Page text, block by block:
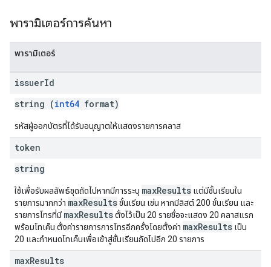
พารามิเตอร์การค้นหา
พารามิเตอร์
issuerId
string (int64 format)
รหัสผู้ออกบัตรที่ได้รับอนุญาตให้แสดงรายการคลาส
token
string
ใช้เพื่อรับผลลัพธ์ชุดถัดไปหากมีการระบุ maxResults แต่มีชั้นเรียนใน
รายการมากกว่า maxResultsชั้นเรียน เช่น หากมีลิสต์ 200 ชั้นเรียน และ
รายการโทรที่มี maxResultsตั้งไว้เป็น 20 รายชื่อจะแสดง 20 คลาสแรก
พร้อมโทเค็น ตั้งค่ารายการการโทรอีกครั้งโดยตั้งค่า maxResults เป็น
20 และกำหนดโทเค็นเพื่อเข้าสู่ชั้นเรียนถัดไปอีก 20 รายการ
maxResults